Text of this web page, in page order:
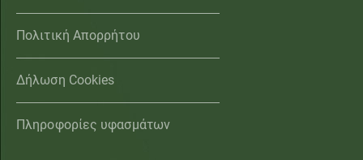
Πολιτική Απορρήτου
Δήλωση Cookies
Πληροφορίες υφασμάτων